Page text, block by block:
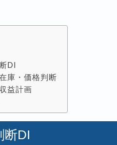
DI
庫・価格判断
益計画
断DI